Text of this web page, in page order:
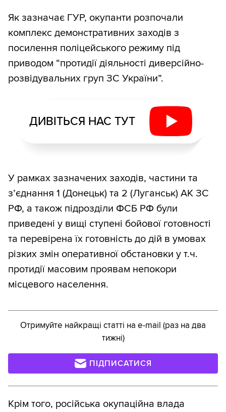
Як зазначає ГУР, окупанти розпочали
комплекс демонстративних заходів з
посилення поліцейського режиму під
приводом “протидії діяльності диверсійно-
розвідувальних груп ЗС України”.
ДИВІТЬСЯ НАС ТУТ
У рамках зазначених заходів, частини та
з’єднання 1 (Донецьк) та 2 (Луганськ) АК ЗС
РФ, а також підрозділи ФСБ РФ були
приведені у вищі ступені бойової готовності
та перевірена їх готовність до дій в умовах
різких змін оперативної обстановки у т.ч.
протидії масовим проявам непокори
місцевого населення.
Отримуйте найкращі статті на e-mail (раз на два
тижні)
ПІДПИСАТИСЯ
Крім того, російська окупаційна влада